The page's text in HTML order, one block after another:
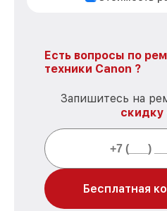
Есть вопросы по
техники Canon ?
Запишитесь на
скидку
Бесплатная